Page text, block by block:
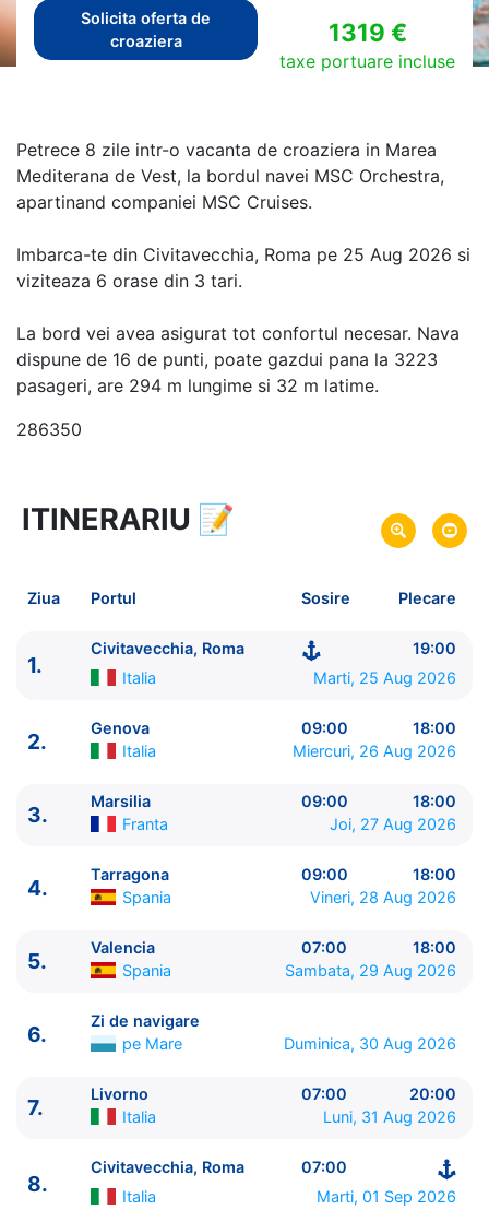
Solicita oferta de
croaziera
1319 €
taxe portuare incluse
Petrece 8 zile intr-o vacanta de croaziera in Marea
Mediterana de Vest, la bordul navei MSC Orchestra,
apartinand companiei MSC Cruises.
Imbarca-te din Civitavecchia, Roma pe 25 Aug 2026 si
viziteaza 6 orase din 3 tari.
La bord vei avea asigurat tot confortul necesar. Nava
dispune de 16 de punti, poate gazdui pana la 3223
pasageri, are 294 m lungime si 32 m latime.
286350
8 zile vacanta de croaziera in
Marea Mediterana de Vest -
Plecare pe 25 Aug 2026
din Civitavecchia, Roma,
Sosire pe 01 Sep 2026in Civitavecchia, Roma, Italia
MSC Orchestra
Ziua | Portul | Sosire - Plecare
----------------------------------------
Genova Italia
3.
Franta
5.
Valencia Spania 07:00 - 18:00
6.
Zi de navigare
0:00 - 0:00
ITINERARIU 📝
Ziua Portul Sosire Plecare
1.
Civitavecchia, Roma
19:00
Italia
Marti, 25 Aug 2026
2.
Genova 09:00
18:00
Italia
Miercuri, 26 Aug 2026
3.
Marsilia 09:00
18:00
Franta
Joi, 27 Aug 2026
4.
Tarragona 09:00
18:00
Spania
Vineri, 28 Aug 2026
5.
Valencia 07:00
18:00
Spania
Sambata, 29 Aug 2026
6.
Zi de navigare
pe Mare
Duminica, 30 Aug 2026
7.
Livorno 07:00
20:00
Italia
Luni, 31 Aug 2026
8.
Civitavecchia, Roma
07:00
Italia
Marti, 01 Sep 2026